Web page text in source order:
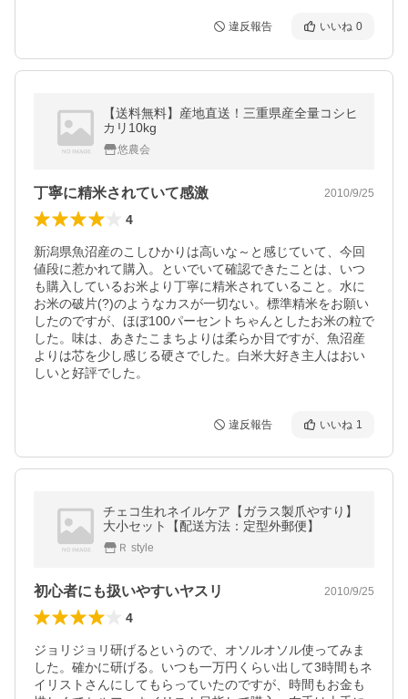
違反報告 いいね 0
【送料無料】産地直送！三重県産全量コシヒ
カリ10kg
悠農会
丁寧に精米されていて感激 2010/9/25
4
新潟県魚沼産のこしひかりは高いな～と感じていて、今回
値段に惹かれて購入。といでいて確認できたことは、いつ
も購入しているお米より丁寧に精米されていること。水に
お米の破片(?)のようなカスが一切ない。標準精米をお願い
したのですが、ほぼ100パーセントちゃんとしたお米の粒で
した。味は、あきたこまちよりは柔らか目ですが、魚沼産
よりは芯を少し感じる硬さでした。白米大好き主人はおい
しいと好評でした。
違反報告 いいね 1
チェコ生れネイルケア【ガラス製爪やすり】
大小セット【配送方法：定型外郵便】
Ｒ style
初心者にも扱いやすいヤスリ 2010/9/25
4
ジョリジョリ研げるというので、オソルオソル使ってみま
した。確かに研げる。いつも一万円くらい出して3時間もネ
イリストさんにしてもらっていたのですが、時間もお金も